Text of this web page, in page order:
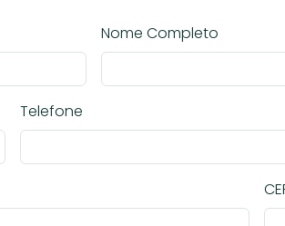
Nome Completo
Telefone